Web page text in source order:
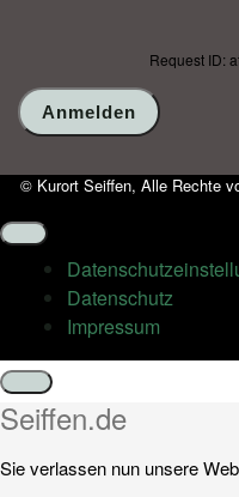
Request ID:
© Kurort Seiffen, Alle Rechte
Datenschutz
Impressum
Schließen
Seiffen.de
Sie verlassen nun unsere